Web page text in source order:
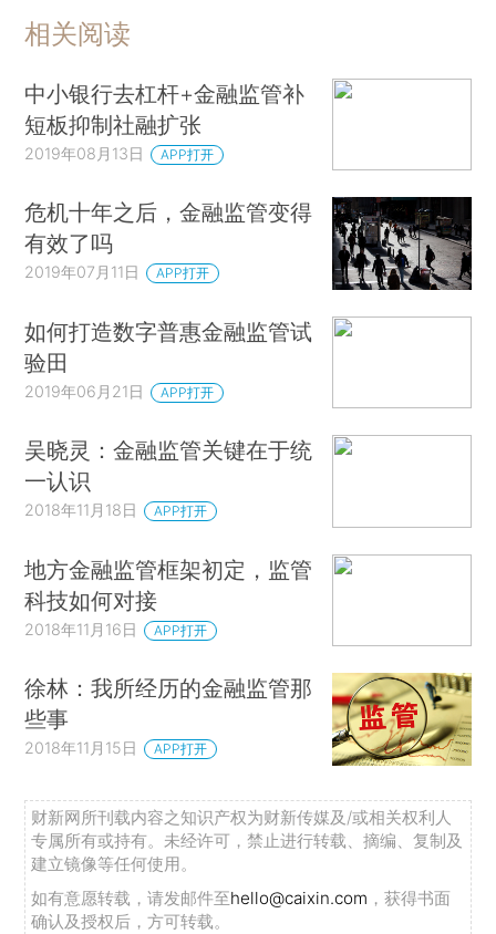
9月、10月爆发的金融危机是有史以来最严重的一
次，其严重程度甚至超过了大萧条”。
从那之后，我们做出了什么样的改变以确保金
融体系最终走向稳健？监管改革是在朝着正确的方
向、沿着既定的轨道行进吗？本报告将尝试解答这
些问题，或者至少为回答这些问题提供一些事实和
思路。
全球性金融危机和大衰退带来的破坏性影响仍
然存在，除了经济阵痛（表现为失业和降薪），还
有逐渐扩大的社会不平等、中产阶级日益增长的不
满和民粹主义情绪的高涨。不可否认的是，危机重
义的基础。在欧洲，金融危机和随后的政府债务危
机动摇了货币联盟以及整个战后一体化计划。更真
实的情况是，银行与金融危机经常发生，一旦爆
发，就会对经济增长和公共财政带来长期的负面影
响。2007—2009年的经济危机破坏性极强，以至
于对我们提出了一个问题：这次危机究竟是百年一
遇的特殊事件，还是与近期其他危机有着相似成
因、能够被预测到的事件呢？
系统性银行危机的再次出现促使人们开始思考
为什么危机如此难以遏制？我们至少可以从三个方
面找到原因。
第一，银行业存在所有可能引起市场失灵的因
素：外部性、信息不对称和市场势力。除了这些传
统因素，我们还要考虑投资者与消费者潜在的行为
相关阅读
中小银行去杠杆+金融监管补
短板抑制社融扩张
2019年08月13日 APP打开
危机十年之后，金融监管变得
有效了吗
2019年07月11日 APP打开
如何打造数字普惠金融监管试
验田
2019年06月21日 APP打开
吴晓灵：金融监管关键在于统
一认识
2018年11月18日 APP打开
地方金融监管框架初定，监管
科技如何对接
2018年11月16日 APP打开
徐林：我所经历的金融监管那
些事
2018年11月15日 APP打开
财新网所刊载内容之知识产权为财新传媒及/或相关权利人
专属所有或持有。未经许可，禁止进行转载、摘编、复制及
建立镜像等任何使用。
如有意愿转载，请发邮件至hello@caixin.com ，获得书面
确认及授权后，方可转载。